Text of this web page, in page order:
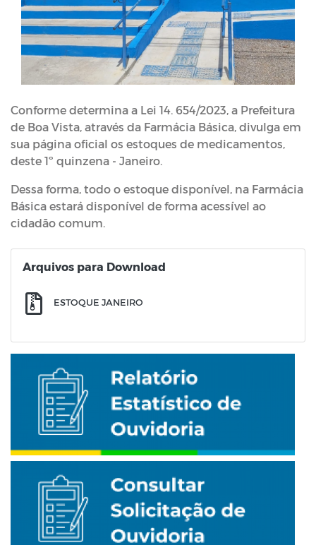
Conforme determina a Lei 14. 654/2023, a Prefeitura
de Boa Vista, através da Farmácia Básica, divulga em
sua página oficial os estoques de medicamentos,
deste 1º quinzena - Janeiro.
Dessa forma, todo o estoque disponível, na Farmácia
Básica estará disponível de forma acessível ao
cidadão comum.
Arquivos para Download
ESTOQUE JANEIRO